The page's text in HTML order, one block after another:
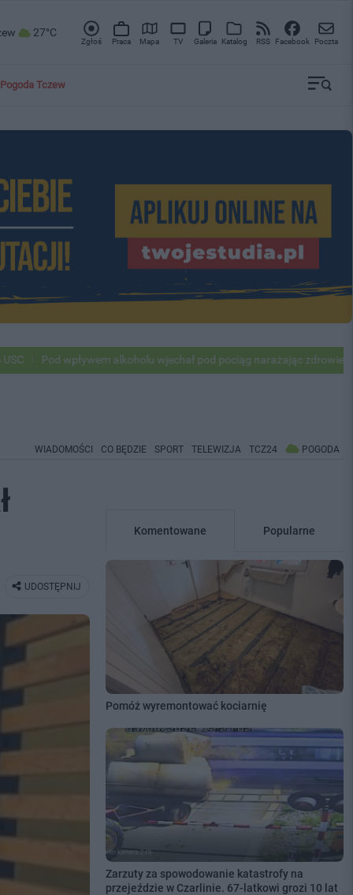
27°C
Zgłoś Praca Mapa TV Galeria Katalog RSS Facebook Poczta
Pogoda Tczew
alkoholu wjechał pod pociąg narażając zdrowie i życie ok 500
WIADOMOŚCI CO BĘDZIE SPORT TELEWIZJA TCZ24 POGODA
UDOSTĘPNIJ
Komentowane Popularne
Pomóż wyremontować kociarnię
Zarzuty za spowodowanie katastrofy na
przejeździe w Czarlinie. 67-latkowi grozi 10 lat